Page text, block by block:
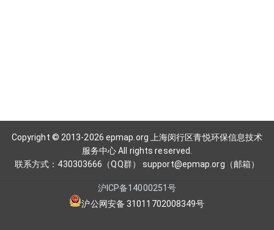
Copyright © 2013-2026 epmap.org 上海闵行区青悦环保信息技术
服务中心 All rights reserved.
联系方式：430303666（QQ群） support@epmap.org（邮箱）
沪ICP备14000251号
沪公网安备 31011702008349号